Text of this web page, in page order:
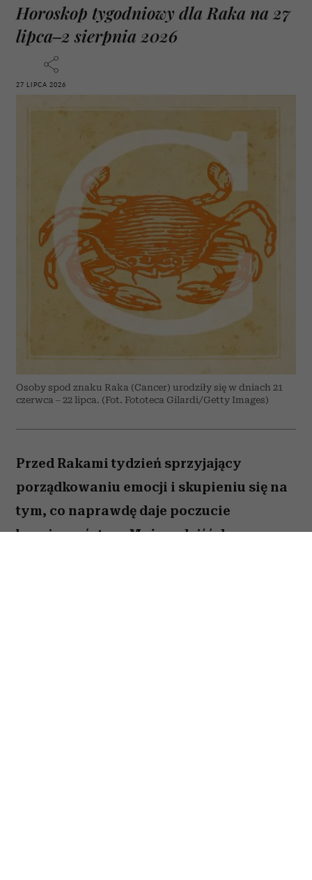
Horoskop tygodniowy dla Raka na 27
lipca–2 sierpnia 2026
27 LIPCA 2026
Osoby spod znaku Raka (Cancer) urodziły się w dniach 21
czerwca – 22 lipca. (Fot. Fototeca Gilardi/Getty Images)
Przed Rakami tydzień sprzyjający
porządkowaniu emocji i skupieniu się na
tym, co naprawdę daje poczucie
bezpieczeństwa. Możesz dojść do